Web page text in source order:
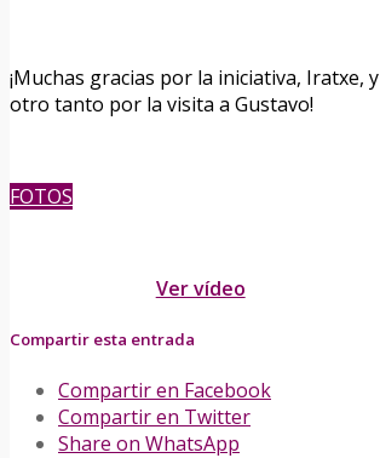
¡Muchas gracias por la iniciativa, Iratxe, y
otro tanto por la visita a Gustavo!
FOTOS
­Ver vídeo
Compartir esta entrada
Compartir en Facebook
Compartir en Twitter
Share on WhatsApp